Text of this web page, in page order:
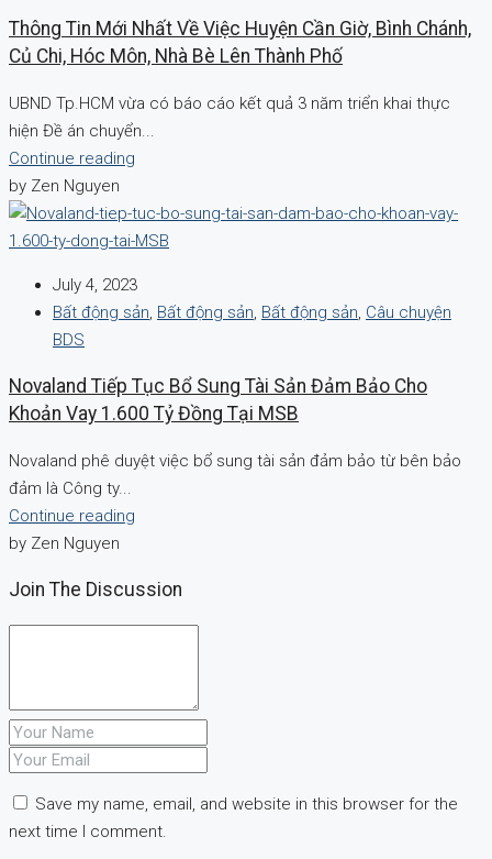
Thông Tin Mới Nhất Về Việc Huyện Cần Giờ, Bình Chánh,
Củ Chi, Hóc Môn, Nhà Bè Lên Thành Phố
UBND Tp.HCM vừa có báo cáo kết quả 3 năm triển khai thực
hiện Đề án chuyển...
Continue reading
by Zen Nguyen
July 4, 2023
Bất động sản, Bất động sản, Bất động sản, Câu chuyện
BDS
Novaland Tiếp Tục Bổ Sung Tài Sản Đảm Bảo Cho
Khoản Vay 1.600 Tỷ Đồng Tại MSB
Novaland phê duyệt việc bổ sung tài sản đảm bảo từ bên bảo
đảm là Công ty...
Continue reading
by Zen Nguyen
Join The Discussion
Save my name, email, and website in this browser for the
next time I comment.